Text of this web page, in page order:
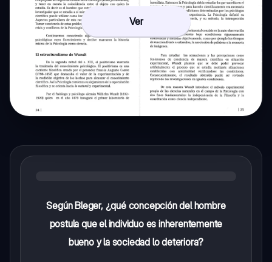
Ver
Según Bleger, ¿qué concepción del hombre
postula que el individuo es inherentemente
bueno y la sociedad lo deteriora?